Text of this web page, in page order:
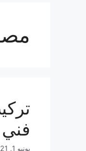
يونيو 1, 2021